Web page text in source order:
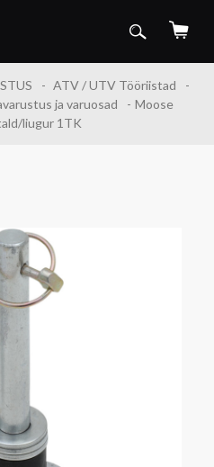
ATV / UTV Tööriistad
ja varuosad
Moose
liugur 1TK